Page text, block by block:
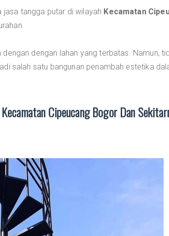
tangga putar di wilayah Kecamatan
dengan lahan yang terbatas. Namun,
salah satu bangunan penambah estetika
Cipeucang Bogor Dan